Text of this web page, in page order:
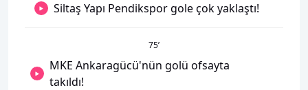
Siltaş Yapı Pendikspor gole çok yaklaştı!
75’
MKE Ankaragücü'nün golü ofsayta
takıldı!